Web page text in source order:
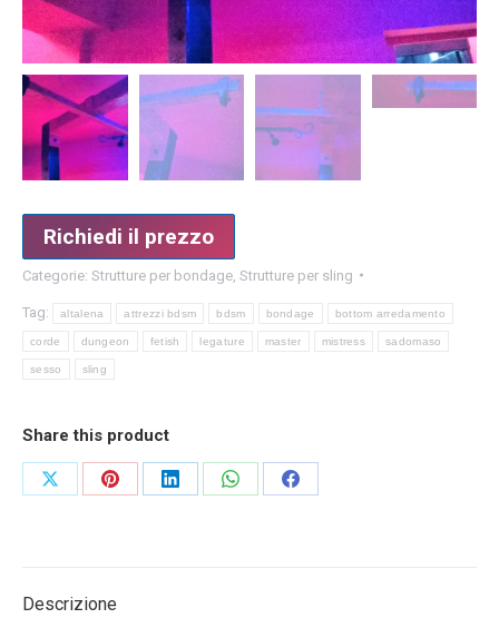
Richiedi il prezzo
Categorie: Strutture per bondage Strutture per sling
Tag: altalena attrezzi bdsm bdsm bondage bottom arredamento
corde dungeon fetish legature master mistress sadomaso
sesso sling
Share this product
CondividiCondividiCondividiCondividiCondividi
Descrizione